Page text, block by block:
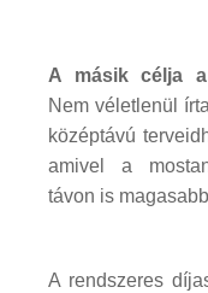
A másik célja a
Nem véletlenül
középtávú
amivel a
távon is
A rendszeres